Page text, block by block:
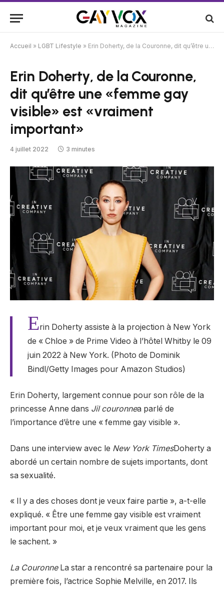
Accueil » LGBT Lifestyle » Erin Doherty, de la Couronne, dit qu’être une «femme gay visible» est «vraiment important»
Erin Doherty, de la Couronne,
dit qu’être une «femme gay
visible» est «vraiment
important»
4 juillet 2022 3 minutes
Erin Doherty assiste à la projection à New York
de « Chloe » de Prime Video à l’hôtel Whitby le 09
juin 2022 à New York. (Photo de Dominik
Bindl/Getty Images pour Amazon Studios)
Erin Doherty, largement connue pour son rôle de la
princesse Anne dans Jil couronnea parlé de
l’importance d’être une « femme gay visible ».
Dans une interview avec le New York TimesDoherty a
abordé un certain nombre de sujets importants, dont
sa sexualité.
« Il y a des choses dont je veux faire partie », a-t-elle
expliqué. « Être une femme gay visible est vraiment
important pour moi, et je veux vraiment que les gens
le sachent. »
La Couronne La star a rencontré sa partenaire pour la
première fois, l’actrice Sophie Melville, en 2017. Ils